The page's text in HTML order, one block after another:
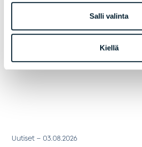
Salli valinta
Kiellä
henkilöstöpalveluyritysten
Uutiset – 03.08.2026